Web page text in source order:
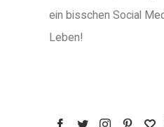
ein bisschen Social
Leben!